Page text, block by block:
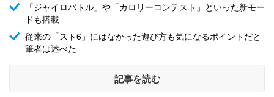
「ジャイロバトル」や「カロリーコンテスト」といった新モー
ドも搭載
従来の「スト6」にはなかった遊び方も気になるポイントだと
筆者は述べた
記事を読む